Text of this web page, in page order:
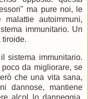
ma pure noi, le
autoimmuni,
immunitario. Un
tiroide.
sistema immunitario.
da migliorare, se
che una vita sana,
dannose, mantiene
alcol lo danneggia,